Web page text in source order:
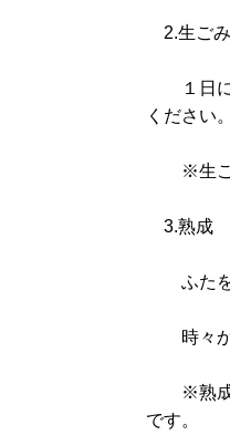
2.生ごみ
１日に
ください
※生ごみ
3.熟成
ふたを
時々か
※熟成さ
です。